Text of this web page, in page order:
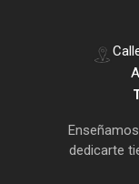
dedicarte